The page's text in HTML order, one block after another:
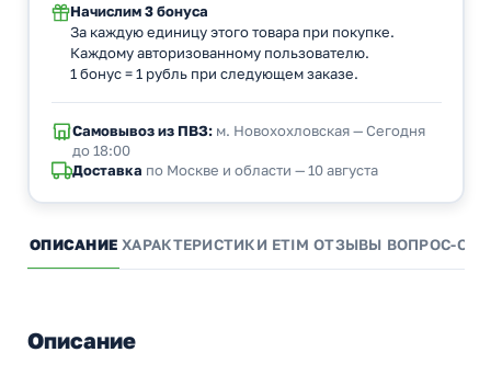
Начислим 3 бонуса
За каждую единицу этого товара при покупке.
Каждому авторизованному пользователю.
1 бонус = 1 рубль при следующем заказе.
Самовывоз из ПВЗ:м. Новохохловская — Сегодня
до 18:00
Доставка по Москве и области — 10 августа
ОПИСАНИЕ ХАРАКТЕРИСТИКИ ETIM ОТЗЫВЫ ВОПРОС-
Описание